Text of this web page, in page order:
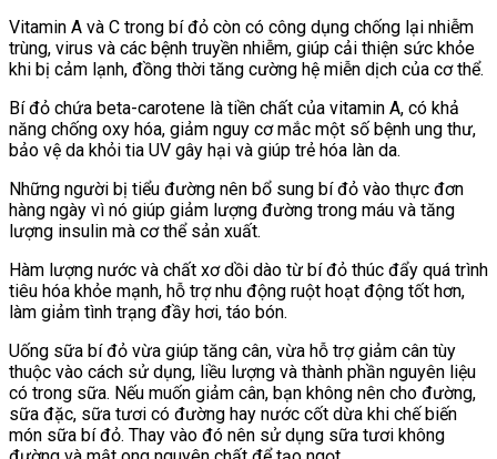
Vitamin A và C trong bí đỏ còn có công dụng chống lại nhiễm
trùng, virus và các bệnh truyền nhiễm, giúp cải thiện sức khỏe
khi bị cảm lạnh, đồng thời tăng cường hệ miễn dịch của cơ thể.
Bí đỏ chứa beta-carotene là tiền chất của vitamin A, có khả
năng chống oxy hóa, giảm nguy cơ mắc một số bệnh ung thư,
bảo vệ da khỏi tia UV gây hại và giúp trẻ hóa làn da.
Những người bị tiểu đường nên bổ sung bí đỏ vào thực đơn
hàng ngày vì nó giúp giảm lượng đường trong máu và tăng
lượng insulin mà cơ thể sản xuất.
Hàm lượng nước và chất xơ dồi dào từ bí đỏ thúc đẩy quá trình
tiêu hóa khỏe mạnh, hỗ trợ nhu động ruột hoạt động tốt hơn,
làm giảm tình trạng đầy hơi, táo bón.
Uống sữa bí đỏ vừa giúp tăng cân, vừa hỗ trợ giảm cân tùy
thuộc vào cách sử dụng, liều lượng và thành phần nguyên liệu
có trong sữa. Nếu muốn giảm cân, bạn không nên cho đường,
sữa đặc, sữa tươi có đường hay nước cốt dừa khi chế biến
món sữa bí đỏ. Thay vào đó nên sử dụng sữa tươi không